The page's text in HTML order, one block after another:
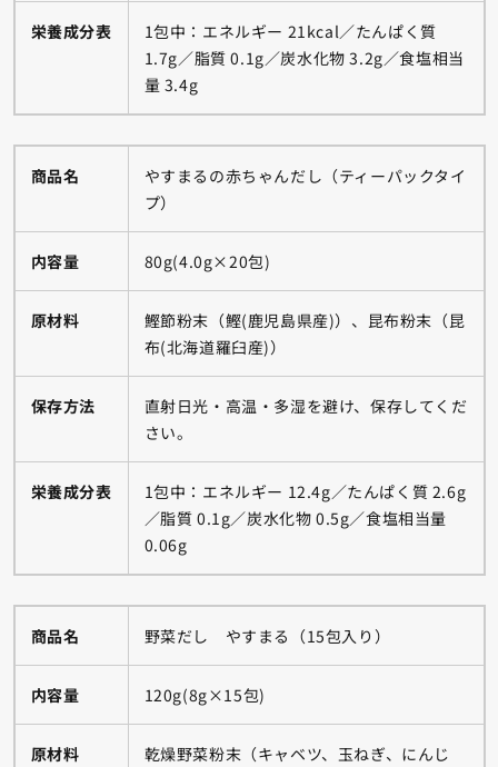
栄養成分表
1包中：エネルギー 21kcal／たんぱく質
1.7g／脂質 0.1g／炭水化物 3.2g／食塩相当
量 3.4g
商品名
やすまるの赤ちゃんだし（ティーパックタイ
プ）
内容量 80g(4.0g×20包)
原材料
鰹節粉末（鰹(鹿児島県産)）、昆布粉末（昆
布(北海道羅臼産)）
保存方法
直射日光・高温・多湿を避け、保存してくだ
さい。
栄養成分表
1包中：エネルギー 12.4g／たんぱく質 2.6g
／脂質 0.1g／炭水化物 0.5g／食塩相当量
0.06g
商品名 野菜だし やすまる（15包入り）
内容量 120g(8g×15包)
原材料
乾燥野菜粉末（キャベツ、玉ねぎ、にんじ